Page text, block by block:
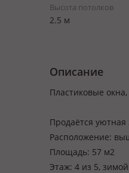
Высота потолков
2.5 м
Описание
Пластиковые
Продаётся
Расположение:
Площадь: 57 м2
Этаж: 4 из 5,